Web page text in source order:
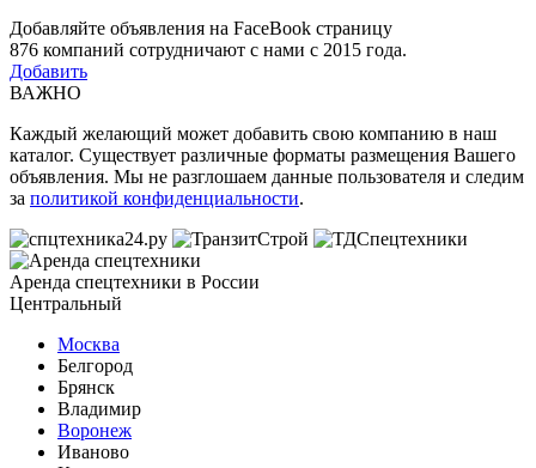
Добавляйте объявления на FaceBook страницу
876 компаний сотрудничают с нами с 2015 года.
Добавить
ВАЖНО
Каждый желающий может добавить свою компанию в наш
каталог. Существует различные форматы размещения Вашего
объявления. Мы не разглошаем данные пользователя и следим
за политикой конфиденциальности.
Аренда спецтехники в России
Центральный
Москва
Белгород
Брянск
Владимир
Воронеж
Иваново